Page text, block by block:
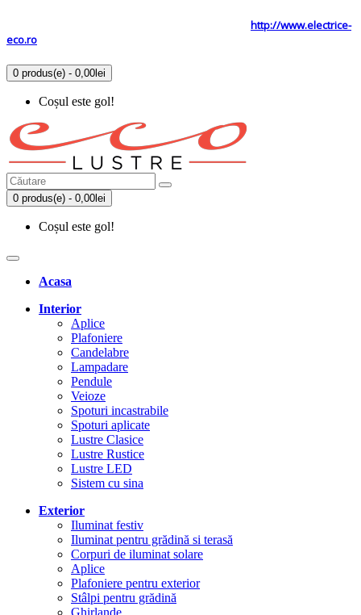
http://www.electrice-
eco.ro
0 produs(e) - 0,00lei
Coșul este gol!
0 produs(e) - 0,00lei
Coșul este gol!
Acasa
Interior
Aplice
Plafoniere
Candelabre
Lampadare
Pendule
Veioze
Spoturi incastrabile
Spoturi aplicate
Lustre Clasice
Lustre Rustice
Lustre LED
Sistem cu sina
Exterior
Iluminat festiv
Iluminat pentru grădină si terasă
Corpuri de iluminat solare
Aplice
Plafoniere pentru exterior
Stâlpi pentru grădină